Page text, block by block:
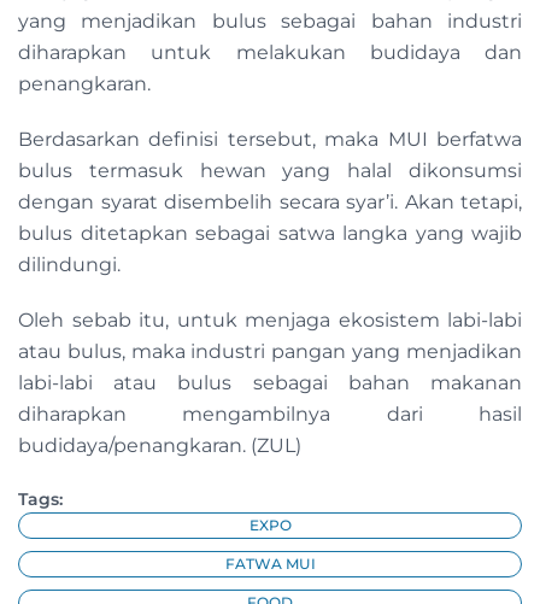
yang menjadikan bulus sebagai bahan industri
diharapkan untuk melakukan budidaya dan
penangkaran.
Berdasarkan definisi tersebut, maka MUI berfatwa
bulus termasuk hewan yang halal dikonsumsi
dengan syarat disembelih secara syar’i. Akan tetapi,
bulus ditetapkan sebagai satwa langka yang wajib
dilindungi.
Oleh sebab itu, untuk menjaga ekosistem labi-labi
atau bulus, maka industri pangan yang menjadikan
labi-labi atau bulus sebagai bahan makanan
diharapkan mengambilnya dari hasil
budidaya/penangkaran. (ZUL)
Tags:
EXPO
FATWA MUI